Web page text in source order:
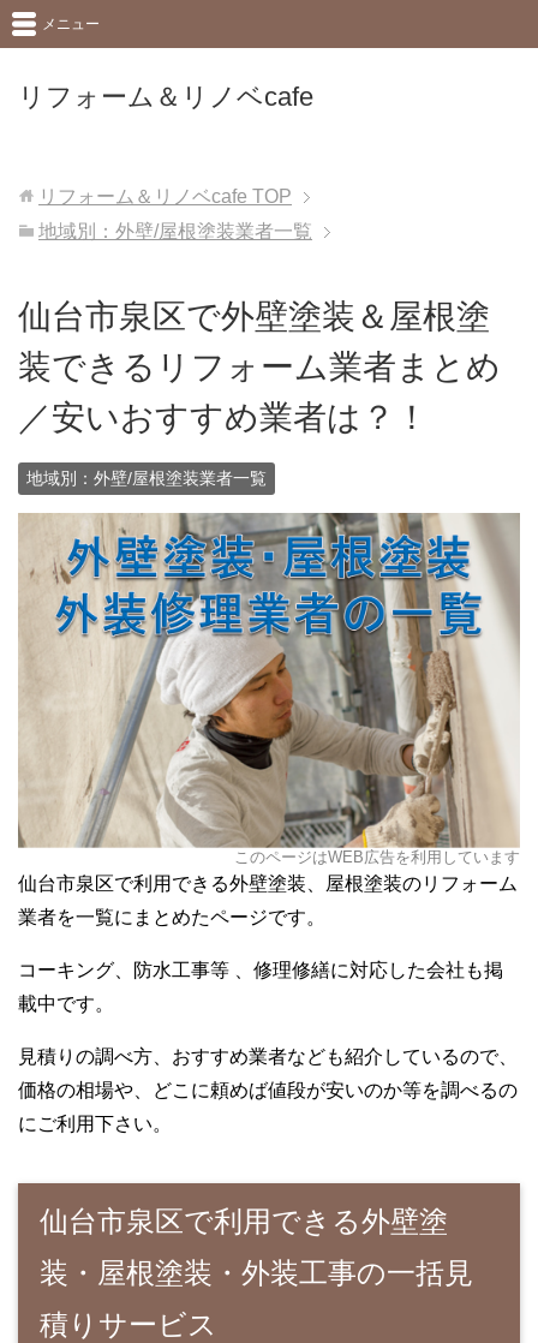
リフォーム＆リノベcafe
メニュー
リフォーム＆リノベcafe TOP
地域別：外壁/屋根塗装業者一覧
仙台市泉区で外壁塗装＆屋根塗
装できるリフォーム業者まとめ
／安いおすすめ業者は？！
地域別：外壁/屋根塗装業者一覧
このページはWEB広告を利用しています
仙台市泉区で利用できる外壁塗装、屋根塗装のリフォーム
業者を一覧にまとめたページです。
コーキング、防水工事等 、修理修繕に対応した会社も掲
載中です。
見積りの調べ方、おすすめ業者なども紹介しているので、
価格の相場や、どこに頼めば値段が安いのか等を調べるの
にご利用下さい。
仙台市泉区で利用できる外壁塗
装・屋根塗装・外装工事の一括見
積りサービス